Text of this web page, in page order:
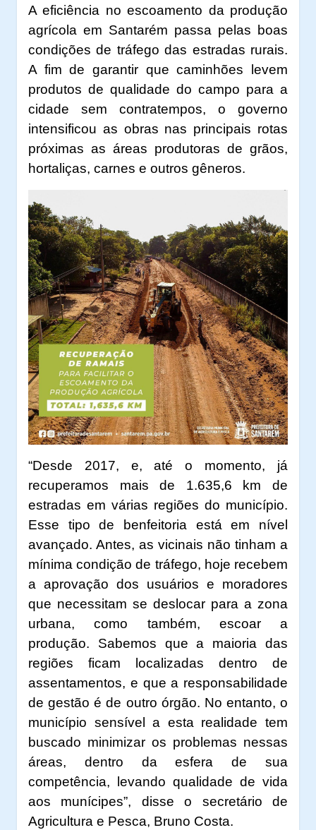
A eficiência no escoamento da produção
agrícola em Santarém passa pelas boas
condições de tráfego das estradas rurais.
A fim de garantir que caminhões levem
produtos de qualidade do campo para a
cidade sem contratempos, o governo
intensificou as obras nas principais rotas
próximas as áreas produtoras de grãos,
hortaliças, carnes e outros gêneros.
“Desde 2017, e, até o momento, já
recuperamos mais de 1.635,6 km de
estradas em várias regiões do município.
Esse tipo de benfeitoria está em nível
avançado. Antes, as vicinais não tinham a
mínima condição de tráfego, hoje recebem
a aprovação dos usuários e moradores
que necessitam se deslocar para a zona
urbana, como também, escoar a
produção. Sabemos que a maioria das
regiões ficam localizadas dentro de
assentamentos, e que a responsabilidade
de gestão é de outro órgão. No entanto, o
município sensível a esta realidade tem
buscado minimizar os problemas nessas
áreas, dentro da esfera de sua
competência, levando qualidade de vida
aos munícipes”, disse o secretário de
Agricultura e Pesca, Bruno Costa.